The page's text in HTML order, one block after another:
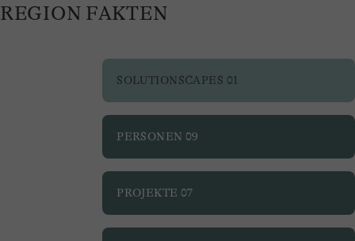
REGION FAKTEN
SOLUTIONSCAPES 01
PERSONEN 09
PROJEKTE 07